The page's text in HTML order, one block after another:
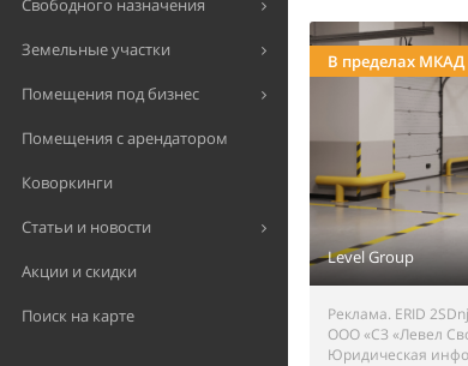
Свободного назначения
Земельные участки
Помещения под бизнес
Помещения с арендатором
Коворкинги
Статьи и новости
Акции и скидки
Поиск на карте
Level Group
В пределах МКАД
Реклама. ERID
ООО «СЗ «Левел
Юридическая